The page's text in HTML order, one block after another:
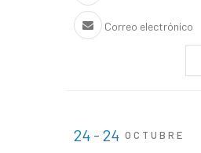
Correo electrónico
24 - 24 OCTUBRE